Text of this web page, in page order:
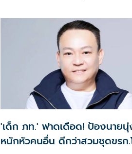
องครักษ์พิทักษ์
'เด็ก ภท.' ฟาดเดือด! ป้องนายนุ่
หนักหัวคนอื่น ดีกว่าสวมชุดขรก.